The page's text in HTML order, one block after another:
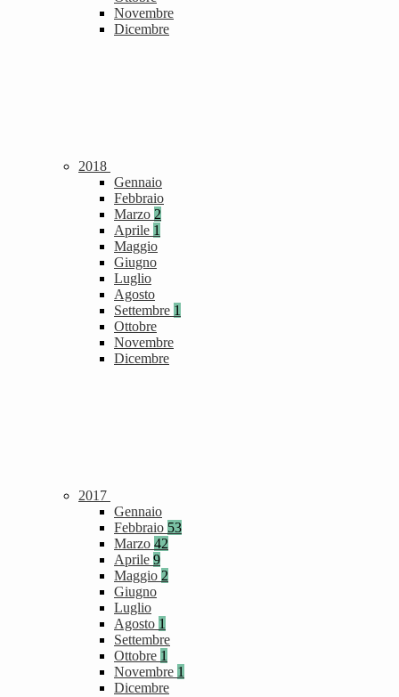
Novembre
Dicembre
2018
Gennaio
Febbraio
Marzo 2
Aprile 1
Maggio
Giugno
Luglio
Agosto
Settembre 1
Ottobre
Novembre
Dicembre
2017
Gennaio
Febbraio 53
Marzo 42
Aprile 9
Maggio 2
Giugno
Luglio
Agosto 1
Settembre
Ottobre 1
Novembre 1
Dicembre